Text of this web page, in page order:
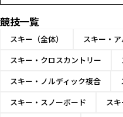
パシュート
男子 15kmマ
ススタート
男子 4 x
7.5kmリレー
女子 15km個
人
競技一覧
スキー（全体）
スキー・
スキー・クロスカントリー
スキー・ノルディック複合
スキー・スノーボード
ス